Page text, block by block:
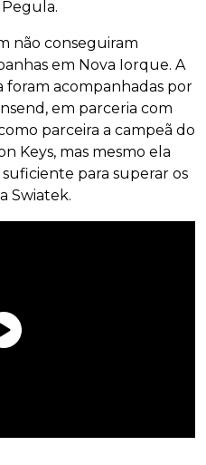
Pegula.
não conseguiram
em Nova Iorque. A
foram acompanhadas por
em parceria com
parceira a campeã do
Keys, mas mesmo ela
para superar os
Swiatek.